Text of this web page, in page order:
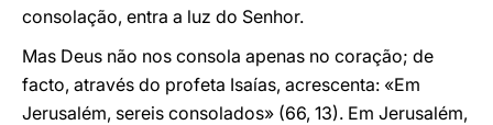
consolação, entra a luz do Senhor.
Mas Deus não nos consola apenas no coração; de
facto, através do profeta Isaías, acrescenta: «Em
Jerusalém, sereis consolados» (66, 13). Em Jerusalém,